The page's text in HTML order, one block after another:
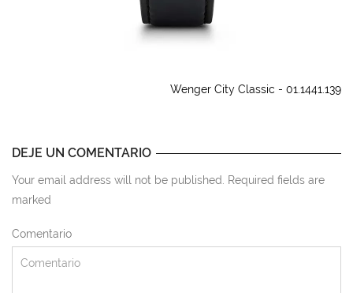
Wenger City Classic - 01.1441.139
DEJE UN COMENTARIO
Your email address will not be published. Required fields are
marked
Comentario